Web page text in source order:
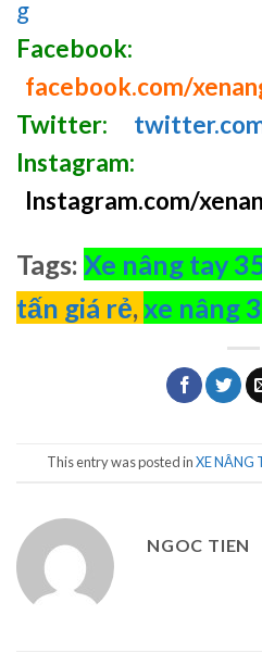
g
Facebook:
facebook.com/
Twitter:
Instagram:
Instagram.com/
Tags: Xe nâng tay
tấn giá rẻ, xe nâng
This entry was posted inXE NÂNG
NGOC TIEN